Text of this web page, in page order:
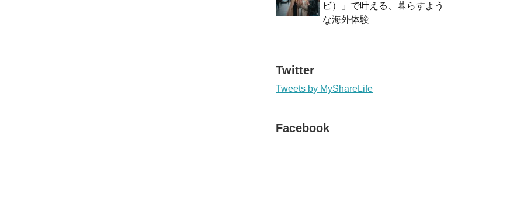
ビ）」で叶える、暮らすよう
な海外体験
Twitter
Tweets by MyShareLife
Facebook